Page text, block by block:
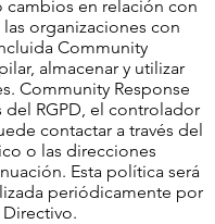
cambios en relación con
organizaciones con
Community
almacenar y utilizar
Community Response
del RGPD, el controlador
contactar a través del
o las direcciones
Esta política será
periódicamente por